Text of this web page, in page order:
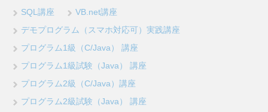
SQL講座
VB.net講座
デモプログラム（スマホ対応可）実践講座
プログラム1級（C/Java） 講座
プログラム1級試験（Java） 講座
プログラム2級（C/Java）講座
プログラム2級試験（Java） 講座